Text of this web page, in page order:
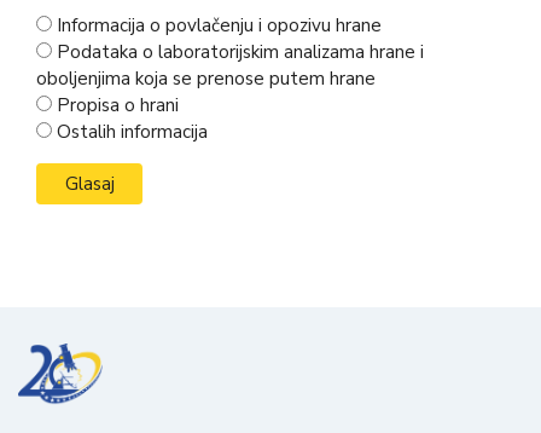
Informacija o povlačenju i opozivu hrane
Podataka o laboratorijskim analizama hrane i
oboljenjima koja se prenose putem hrane
Propisa o hrani
Ostalih informacija